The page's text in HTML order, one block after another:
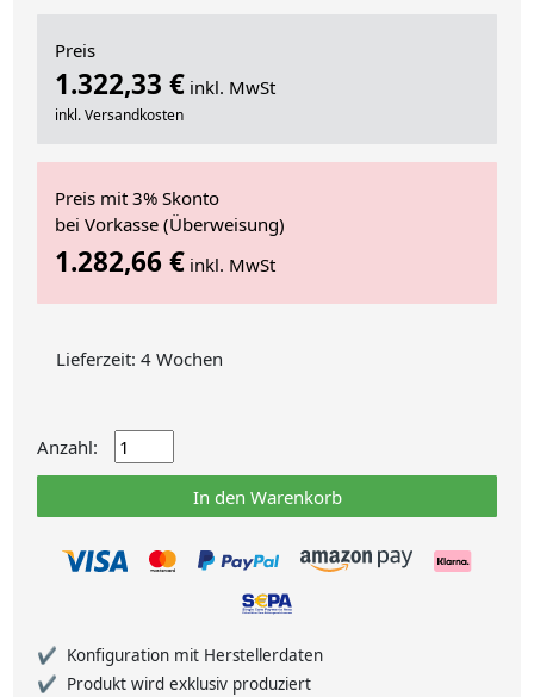
Preis
1.322,33 € inkl. MwSt
inkl. Versandkosten
Preis mit 3% Skonto
bei Vorkasse (Überweisung)
1.282,66 € inkl. MwSt
Lieferzeit: 4 Wochen
Anzahl:
In den Warenkorb
Konfiguration mit Herstellerdaten
Produkt wird exklusiv produziert